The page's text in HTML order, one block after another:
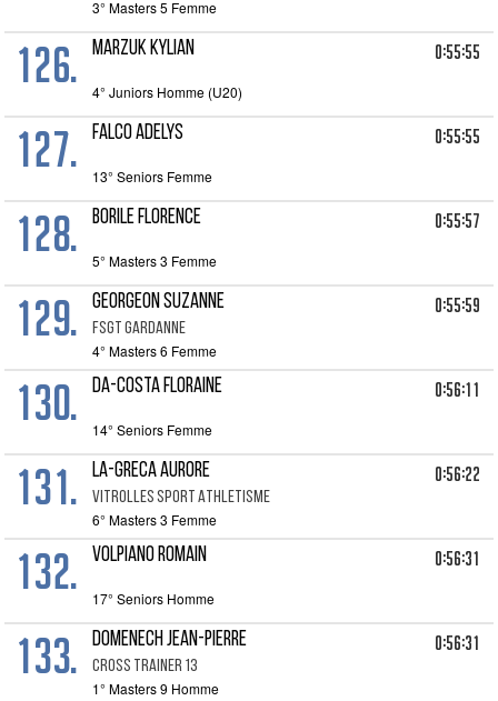
3° Masters 5 Femme
126. MARZUK KYLIAN 0:55:55
4° Juniors Homme (U20)
127. FALCO ADELYS 0:55:55
13° Seniors Femme
128. BORILE FLORENCE 0:55:57
5° Masters 3 Femme
129. GEORGEON SUZANNE
FSGT GARDANNE
0:55:59
4° Masters 6 Femme
130. DA-COSTA FLORAINE 0:56:11
14° Seniors Femme
131. LA-GRECA AURORE
VITROLLES SPORT ATHLETISME
0:56:22
6° Masters 3 Femme
132. VOLPIANO ROMAIN 0:56:31
17° Seniors Homme
133. DOMENECH JEAN-PIERRE
CROSS TRAINER 13
0:56:31
1° Masters 9 Homme